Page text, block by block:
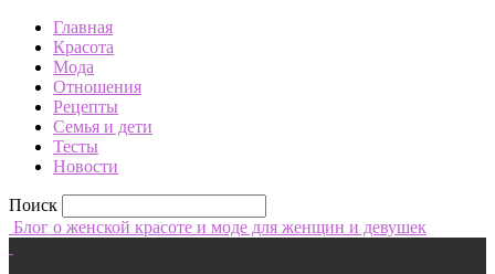
Главная
Красота
Мода
Отношения
Рецепты
Семья и дети
Тесты
Новости
Поиск
Блог о женской красоте и моде для женщин и девушек